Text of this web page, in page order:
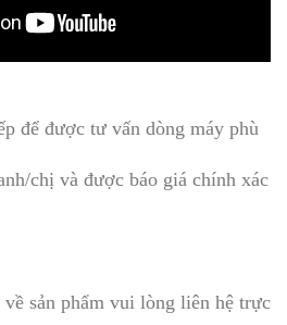
để được tư vấn dòng máy phù
chị và được báo giá chính xác
sản phẩm vui lòng liên hệ trực